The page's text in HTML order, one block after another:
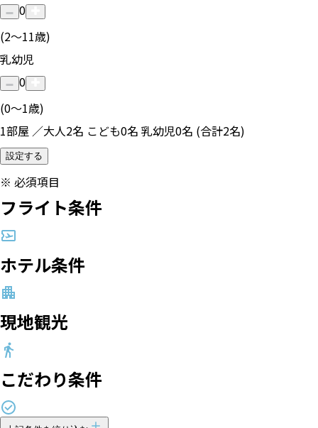
0
(2〜11歳)
乳幼児
0
(0〜1歳)
1部屋 ／大人2名 こども0名 乳幼児0名 (合計2名)
設定する
※ 必須項目
フライト条件
ホテル条件
現地観光
こだわり条件